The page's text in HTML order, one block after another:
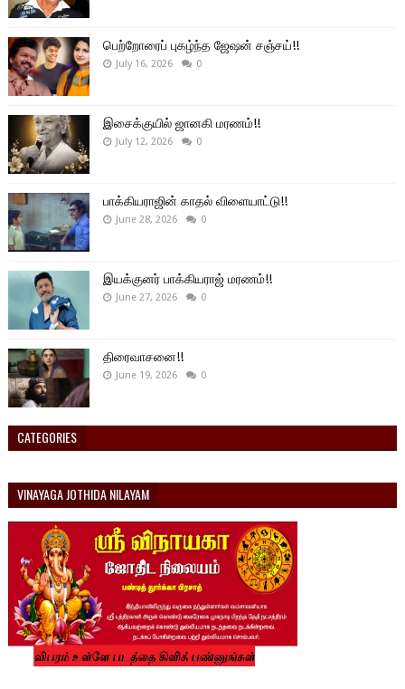
பெற்றோரைப் புகழ்ந்த ஜேஷன் சஞ்சய்!!
July 16, 2026 0
இசைக்குயில் ஜானகி மரணம்!!
July 12, 2026 0
பாக்கியராஜின் காதல் விளையாட்டு!!
June 28, 2026 0
இயக்குனர் பாக்கியராஜ் மரணம்!!
June 27, 2026 0
திரைவாசனை!!
June 19, 2026 0
CATEGORIES
VINAYAGA JOTHIDA NILAYAM